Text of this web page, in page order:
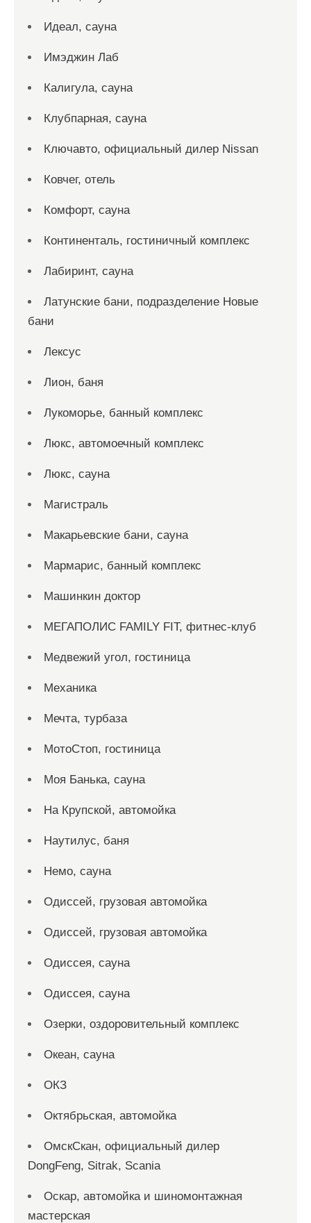
Идеал, сауна
Имэджин Лаб
Калигула, сауна
Клубпарная, сауна
Ключавто, официальный дилер Nissan
Ковчег, отель
Комфорт, сауна
Континенталь, гостиничный комплекс
Лабиринт, сауна
Латунские бани, подразделение Новые
бани
Лексус
Лион, баня
Лукоморье, банный комплекс
Люкс, автомоечный комплекс
Люкс, сауна
Магистраль
Макарьевские бани, сауна
Мармарис, банный комплекс
Машинкин доктор
МЕГАПОЛИС FAMILY FIT, фитнес-клуб
Медвежий угол, гостиница
Механика
Мечта, турбаза
МотоСтоп, гостиница
Моя Банька, сауна
На Крупской, автомойка
Наутилус, баня
Немо, сауна
Одиссей, грузовая автомойка
Одиссей, грузовая автомойка
Одиссея, сауна
Одиссея, сауна
Озерки, оздоровительный комплекс
Океан, сауна
ОКЗ
Октябрьская, автомойка
ОмскСкан, официальный дилер
DongFeng, Sitrak, Scania
Оскар, автомойка и шиномонтажная
мастерская